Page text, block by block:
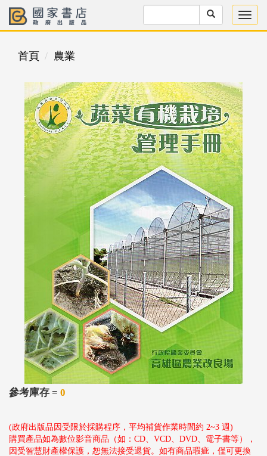
首頁 農業
參考庫存 = 0
(政府出版品因受限於採購程序，平均補貨作業時間約 2~3 週)
購買產品如為數位影音商品（如：CD、VCD、DVD、電子書等），
因受智慧財產權保護，恕無法接受退貨。如有商品瑕疵，僅可更換